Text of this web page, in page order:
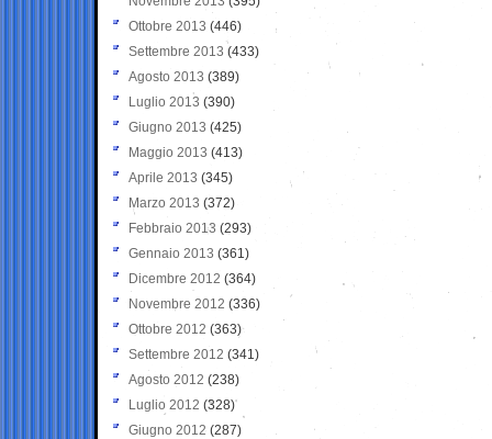
Ottobre 2013 (446)
Settembre 2013 (433)
Agosto 2013 (389)
Luglio 2013 (390)
Giugno 2013 (425)
Maggio 2013 (413)
Aprile 2013 (345)
Marzo 2013 (372)
Febbraio 2013 (293)
Gennaio 2013 (361)
Dicembre 2012 (364)
Novembre 2012 (336)
Ottobre 2012 (363)
Settembre 2012 (341)
Agosto 2012 (238)
Luglio 2012 (328)
Giugno 2012 (287)